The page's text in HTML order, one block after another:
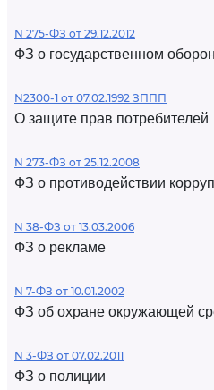
N 275-ФЗ от 29.12.2012
ФЗ о государственном
N2300-1 от 07.02.1992 ЗППП
О защите прав потребителей
N 273-ФЗ от 25.12.2008
ФЗ о противодействии
N 38-ФЗ от 13.03.2006
ФЗ о рекламе
N 7-ФЗ от 10.01.2002
ФЗ об охране окружающей
N 3-ФЗ от 07.02.2011
ФЗ о полиции